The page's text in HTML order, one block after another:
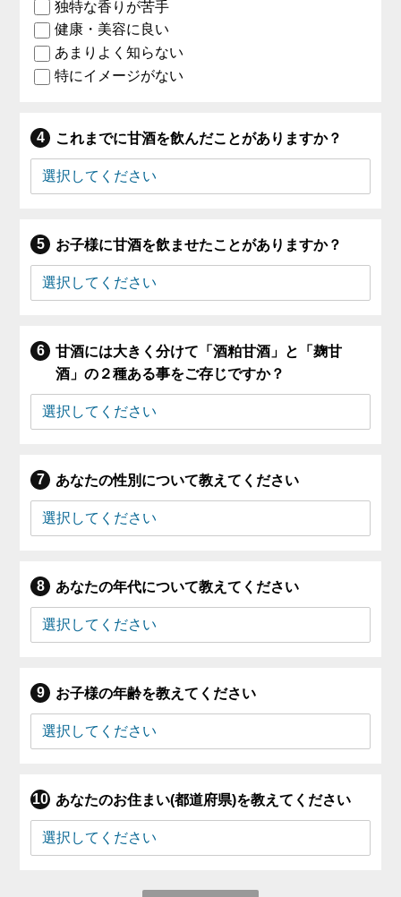
独特な香りが苦手
健康・美容に良い
あまりよく知らない
特にイメージがない
これまでに甘酒を飲んだことがありますか？
お子様に甘酒を飲ませたことがありますか？
甘酒には大きく分けて「酒粕甘酒」と「麹甘
酒」の２種ある事をご存じですか？
あなたの性別について教えてください
あなたの年代について教えてください
お子様の年齢を教えてください
あなたのお住まい(都道府県)を教えてください